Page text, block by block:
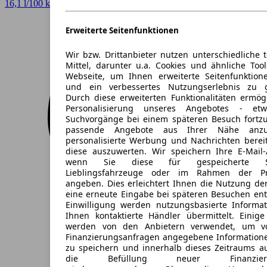
Erweiterte Seitenfunktionen
Wir bzw. Drittanbieter nutzen unterschiedliche
Mittel, darunter u.a. Cookies und ähnliche
Webseite, um Ihnen erweiterte
und ein verbessertes Nutzungserlebnis zu
Durch diese erweiterten Funktionalitäten
Personalisierung unseres Angebotes -
Suchvorgänge bei einem späteren Besuch
passende Angebote aus Ihrer Nähe
personalisierte Werbung und Nachrichten
diese auszuwerten. Wir speichern Ihre E-Mail-
wenn Sie diese für gespeicherte
Lieblingsfahrzeuge oder im Rahmen der
angeben. Dies erleichtert Ihnen die Nutzung
eine erneute Eingabe bei späteren Besuchen
Einwilligung werden nutzungsbasierte
Ihnen kontaktierte Händler übermittelt. Einige
werden von den Anbietern verwendet, um
Finanzierungsanfragen angegebene
zu speichern und innerhalb dieses Zeitraums
die Befüllung neuer
16,1 l/100 km (komb.)* · 0 g/km CO2* · CO2-Klasse A